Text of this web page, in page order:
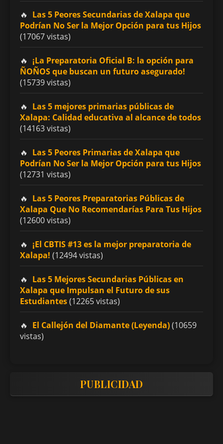
Las 5 Peores Secundarias de Xalapa que
Podrían No Ser la Mejor Opción para tus Hijos
(17067 vistas)
¡La Preparatoria Oficial B: la opción para
ÑOÑOS que buscan un futuro asegurado!
(15739 vistas)
Las 5 mejores primarias públicas de
Xalapa: Calidad educativa al alcance de todos
(14163 vistas)
Las 5 Peores Primarias de Xalapa que
Podrían No Ser la Mejor Opción para tus Hijos
(12731 vistas)
Las 5 Peores Preparatorias Públicas de
Xalapa Que No Recomendarías Para Tus Hijos
(12600 vistas)
¡El CBTIS #13 es la mejor preparatoria de
Xalapa! (12494 vistas)
Las 5 Mejores Secundarias Públicas en
Xalapa que Impulsan el Futuro de sus
Estudiantes(12265 vistas)
El Callejón del Diamante (Leyenda)(10659
vistas)
PUBLICIDAD